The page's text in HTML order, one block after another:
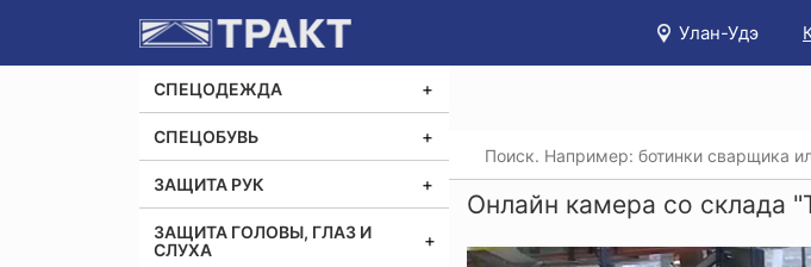
Улан-Удэ
СПЕЦОДЕЖДА
СПЕЦОБУВЬ
ЗАЩИТА РУК
ЗАЩИТА ГОЛОВЫ, ГЛАЗ И
СЛУХА
Онлайн камера со склада